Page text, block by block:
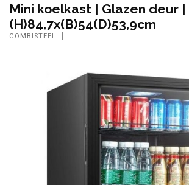
Mini koelkast | Glazen deur |
(H)84,7x(B)54(D)53,9cm
COMBISTEEL